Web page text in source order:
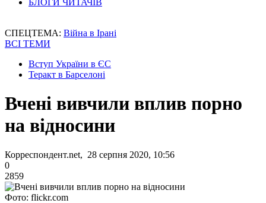
БЛОГИ ЧИТАЧІВ
СПЕЦТЕМА: Війна в Ірані
ВСІ ТЕМИ
Вступ України в ЄС
Теракт в Барселоні
Вчені вивчили вплив порно
на відносини
Корреспондент.net, 28 серпня 2020, 10:56
0
2859
Фото: flickr.com